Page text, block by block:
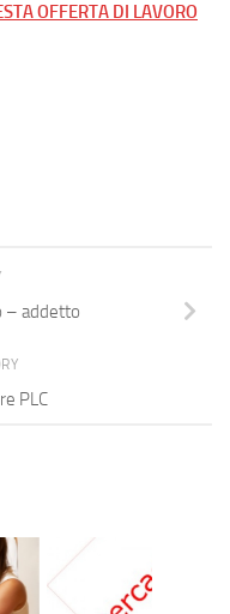
OFFERTA DI LAVORO
– addetto
PLC